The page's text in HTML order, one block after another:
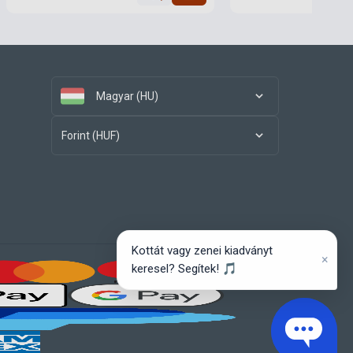
Magyar (HU)
Forint (HUF)
Kottát vagy zenei kiadványt
keresel? Segítek! 🎵
×